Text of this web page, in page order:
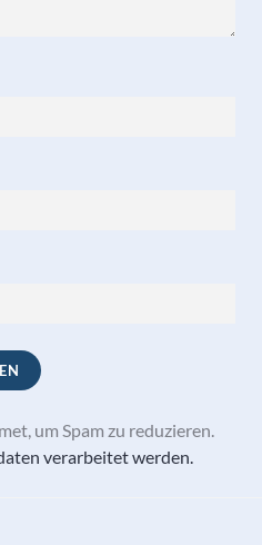
um Spam zu reduzieren.
verarbeitet werden.